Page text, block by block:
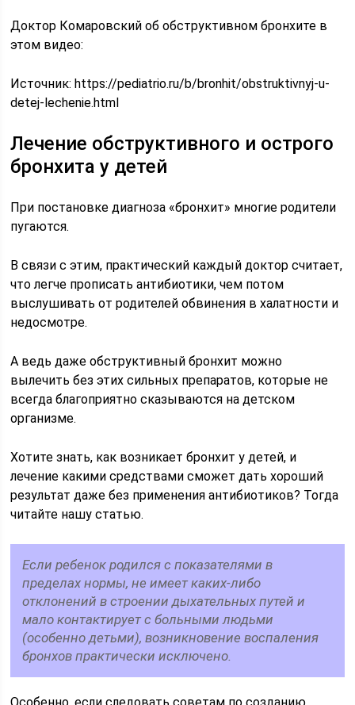
Доктор Комаровский об обструктивном бронхите в
этом видео:
Источник:https://pediatrio.ru/b/bronhit/obstruktivnyj-u-
detej-lechenie.html
Лечение обструктивного и острого
бронхита у детей
При постановке диагноза «бронхит» многие родители
пугаются.
В связи с этим, практический каждый доктор считает,
что легче прописать антибиотики, чем потом
выслушивать от родителей обвинения в халатности и
недосмотре.
А ведь даже обструктивный бронхит можно
вылечить без этих сильных препаратов, которые не
всегда благоприятно сказываются на детском
организме.
Хотите знать, как возникает бронхит у детей, и
лечение какими средствами сможет дать хороший
результат даже без применения антибиотиков? Тогда
читайте нашу статью.
Если ребенок родился с показателями в
пределах нормы, не имеет каких-либо
отклонений в строении дыхательных путей и
мало контактирует с больными людьми
(особенно детьми), возникновение воспаления
бронхов практически исключено.